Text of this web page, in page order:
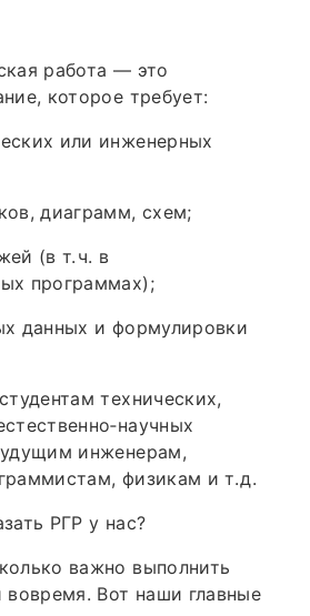
работа — это
которое требует:
или инженерных
диаграмм, схем;
(в т. ч. в
программах);
данных и формулировки
технических,
инженерам,
физикам и т. д.
РГР у нас?
важно выполнить
вовремя. Вот наши главные